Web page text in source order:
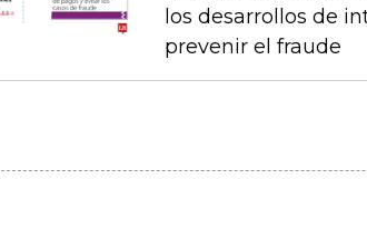
los desarrollos de
prevenir el fraude